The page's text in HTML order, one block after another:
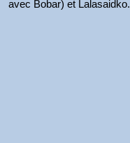
avec Bobar) et Lalasaidko.